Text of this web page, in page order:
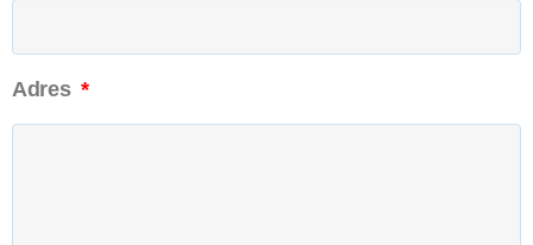
Adres